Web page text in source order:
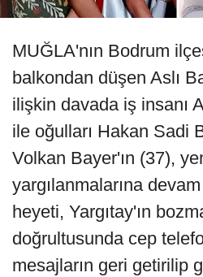
MUĞLA'nın Bodrum
balkondan düşen Aslı
ilişkin davada iş insanı
ile oğulları Hakan Sadi
Volkan Bayer'ın (37),
yargılanmalarına
heyeti, Yargıtay'ın
doğrultusunda cep
mesajların geri getirilip